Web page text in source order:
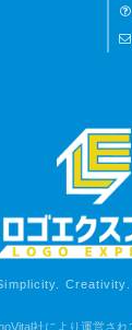
Creativity.
社により運営さ